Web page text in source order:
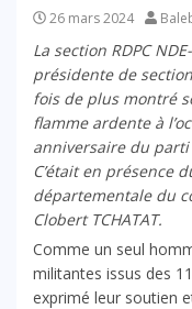
26 mars 2024
La section RDPC
présidente de
fois de plus montré
flamme ardente à
anniversaire du parti
C’était en présence
départementale du
Clobert TCHATAT.
Comme un seul
militantes issus des
exprimé leur soutien